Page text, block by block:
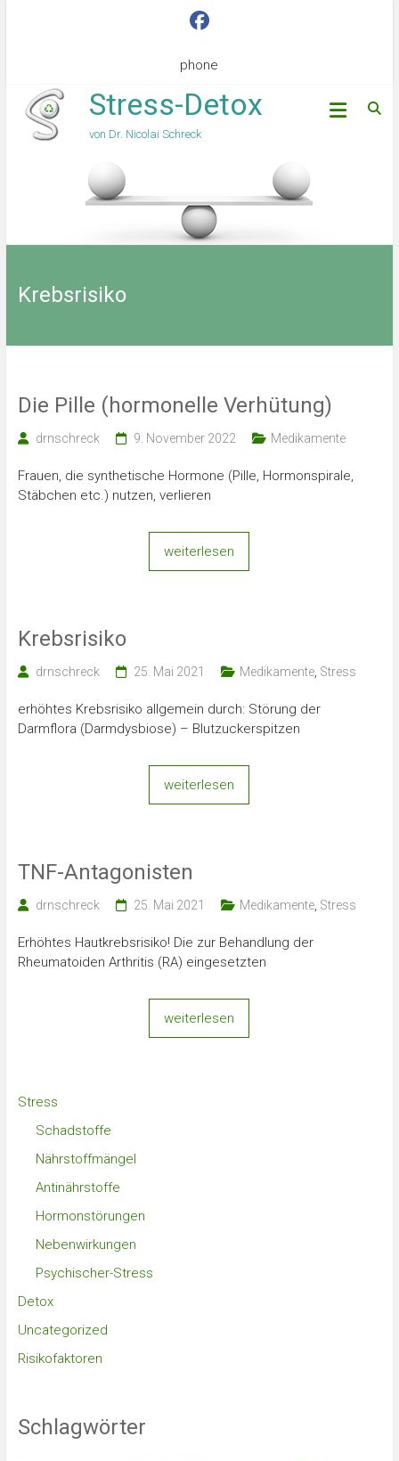
phone
Stress-Detox
von Dr. Nicolai Schreck
Krebsrisiko
Die Pille (hormonelle Verhütung)
drnschreck 9. November 2022 Medikamente
Frauen, die synthetische Hormone (Pille, Hormonspirale,
Stäbchen etc.) nutzen, verlieren
weiterlesen
Krebsrisiko
drnschreck 25. Mai 2021 Medikamente, Stress
erhöhtes Krebsrisiko allgemein durch: Störung der
Darmflora (Darmdysbiose) – Blutzuckerspitzen
weiterlesen
TNF-Antagonisten
drnschreck 25. Mai 2021 Medikamente, Stress
Erhöhtes Hautkrebsrisiko! Die zur Behandlung der
Rheumatoiden Arthritis (RA) eingesetzten
weiterlesen
Stress
Schadstoffe
Nährstoffmängel
Antinährstoffe
Hormonstörungen
Nebenwirkungen
Psychischer-Stress
Detox
Uncategorized
Risikofaktoren
Schlagwörter